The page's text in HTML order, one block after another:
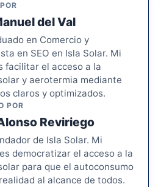
del Val
en Comercio y
en SEO en Isla Solar. Mi
facilitar el acceso a la
y aerotermia mediante
claros y optimizados.
POR
Reviriego
de Isla Solar. Mi
democratizar el acceso a la
para que el autoconsumo
al alcance de todos.